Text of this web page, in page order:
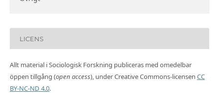
LICENS
Allt material i Sociologisk Forskning publiceras med omedelbar
öppen tillgång (open access), under Creative Commons-licensen CC
BY-NC-ND 4.0.